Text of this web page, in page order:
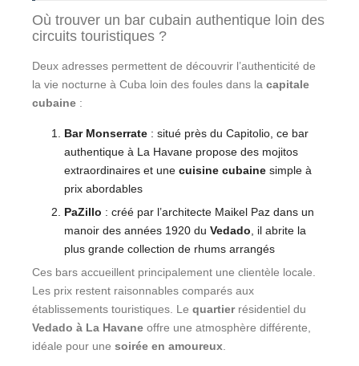
Où trouver un bar cubain authentique loin des
circuits touristiques ?
Deux adresses permettent de découvrir l’authenticité de
la vie nocturne à Cuba loin des foules dans la capitale
cubaine :
Bar Monserrate : situé près du Capitolio, ce bar
authentique à La Havane propose des mojitos
extraordinaires et une cuisine cubaine simple à
prix abordables
PaZillo : créé par l’architecte Maikel Paz dans un
manoir des années 1920 du Vedado , il abrite la
plus grande collection de rhums arrangés
Ces bars accueillent principalement une clientèle locale.
Les prix restent raisonnables comparés aux
établissements touristiques. Le quartierrésidentiel du
Vedado à La Havane offre une atmosphère différente,
idéale pour une soirée en amoureux.